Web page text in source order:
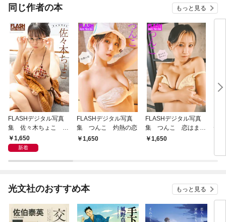
同じ作者の本 もっと見る
FLASHデジタル写真
集 佐々木ちょこ チ
ョコづくし
1,650
新着
FLASHデジタル写真
集 つんこ 灼熱の恋
1,650
FLASHデジタル写真
集 つんこ 恋はまだ
冷めない
1,650
デ
光文社のおすすめ本 もっと見る